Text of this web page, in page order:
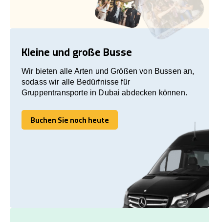
Kleine und große Busse
Wir bieten alle Arten und Größen von Bussen an,
sodass wir alle Bedürfnisse für
Gruppentransporte in Dubai abdecken können.
Buchen Sie noch heute
Buchen Sie noch heute